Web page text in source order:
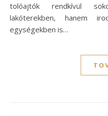
tolóajtók rendkívül
lakóterekben, hanem
egységekben is…